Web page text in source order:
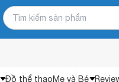
Đồ thể thaoMẹ và Bé